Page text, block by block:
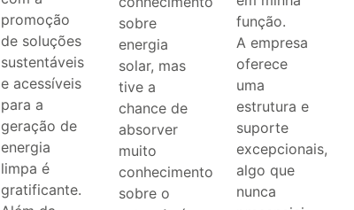
promoção
de soluções
sustentáveis
e acessíveis
para a
geração de
energia
limpa é
gratificante.
sobre
energia
solar, mas
tive a
chance de
absorver
muito
conhecimento
sobre o
função.
A empresa
oferece
uma
estrutura e
suporte
excepcionais,
algo que
nunca